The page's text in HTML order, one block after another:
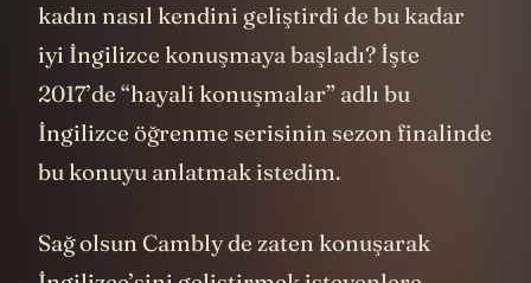
kadın nasıl kendini geliştirdi de bu kadar
iyi İngilizce konuşmaya başladı? İşte
2017’de “hayali konuşmalar” adlı bu
İngilizce öğrenme serisinin sezon finalinde
bu konuyu anlatmak istedim.
Sağ olsun Cambly de zaten konuşarak